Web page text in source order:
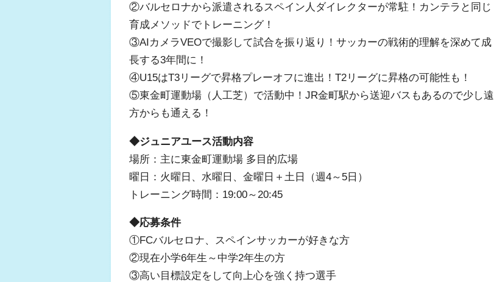
②バルセロナから派遣されるスペイン人ダイレクターが常駐！カンテラと同じ
育成メソッドでトレーニング！
③AIカメラVEOで撮影して試合を振り返り！サッカーの戦術的理解を深めて成
長する3年間に！
④U15はT3リーグで昇格プレーオフに進出！T2リーグに昇格の可能性も！
⑤東金町運動場（人工芝）で活動中！JR金町駅から送迎バスもあるので少し遠
方からも通える！
◆ジュニアユース活動内容
場所：主に東金町運動場 多目的広場
曜日：火曜日、水曜日、金曜日＋土日（週4～5日）
トレーニング時間：19:00～20:45
◆応募条件
①FCバルセロナ、スペインサッカーが好きな方
②現在小学6年生～中学2年生の方
③高い目標設定をして向上心を強く持つ選手